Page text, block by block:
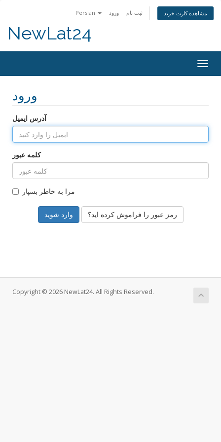
Persian ورود ثبت نام مشاهده کارت خرید
NewLat24
ورود
آدرس ایمیل
کلمه عبور
مرا به خاطر بسپار
رمز عبور را فراموش کرده اید؟
Copyright © 2026 NewLat24. All Rights Reserved.